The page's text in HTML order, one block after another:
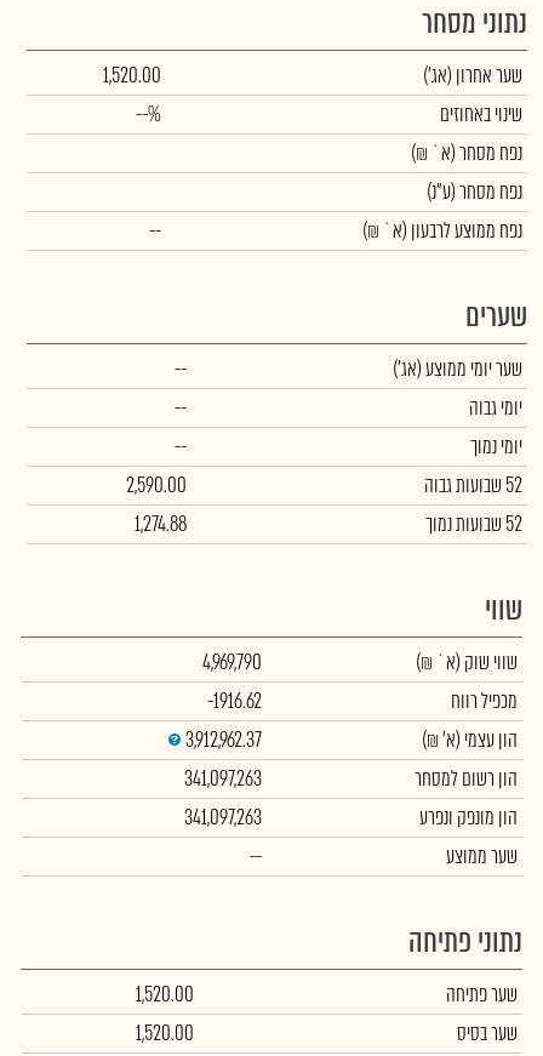
נתוני מסחר
שער אחרון (אג')
1,520.00
שינוי באחוזים
--%
נפח מסחר(א` ₪)
נפח מסחר(ע"נ)
נפח ממוצע לרבעון (א` ₪)
--
שערים
שער יומי ממוצע(אג')
--
יומי גבוה
--
יומי נמוך
--
52 שבועות גבוה
2,590.00
52 שבועות נמוך
1,274.88
שווי
שווי שוק (א` ₪)
4,969,790
מכפיל רווח
-1916.62
הון עצמי (א' ₪)
3,912,962.37
הון רשום למסחר
341,097,263
הון מונפק ונפרע
341,097,263
שער ממוצע
--
נתוני פתיחה
שער פתיחה
1,520.00
שער בסיס
1,520.00